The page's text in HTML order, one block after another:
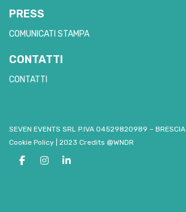
PRESS
COMUNICATI STAMPA
CONTATTI
CONTATTI
SEVEN EVENTS SRL P.IVA 04529820989 – BRESCIA
Cookie Policy
2023 Credits @WNDR